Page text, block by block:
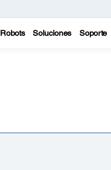
Robots Soluciones Soporte